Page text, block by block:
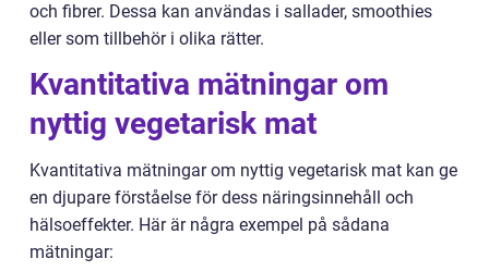
och fibrer. Dessa kan användas i sallader, smoothies
eller som tillbehör i olika rätter.
Kvantitativa mätningar om
nyttig vegetarisk mat
Kvantitativa mätningar om nyttig vegetarisk mat kan ge
en djupare förståelse för dess näringsinnehåll och
hälsoeffekter. Här är några exempel på sådana
mätningar: